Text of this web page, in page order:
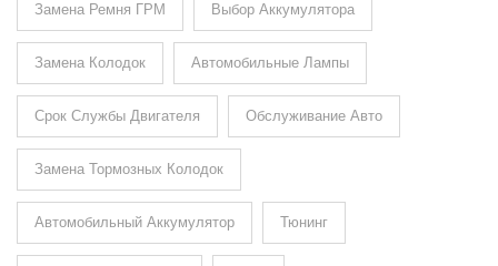
Замена Ремня ГРМ Выбор Аккумулятора
Замена Колодок Автомобильные Лампы
Срок Службы Двигателя Обслуживание Авто
Замена Тормозных Колодок
Автомобильный Аккумулятор Тюнинг